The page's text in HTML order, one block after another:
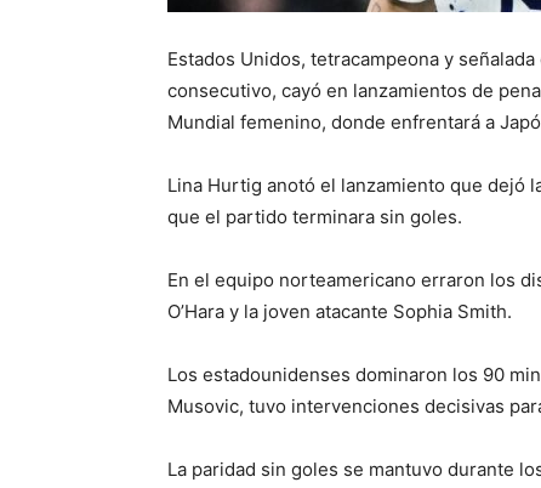
Estados Unidos, tetracampeona y
consecutivo, cayó en lanzamientos de
Mundial femenino, donde enfrentará a
Lina Hurtig anotó el lanzamiento que dejó
que el partido terminara sin goles.
En el equipo norteamericano erraron los
O’Hara y la joven atacante Sophia Smith.
Los estadounidenses dominaron los 90
Musovic, tuvo intervenciones decisivas
La paridad sin goles se mantuvo durante